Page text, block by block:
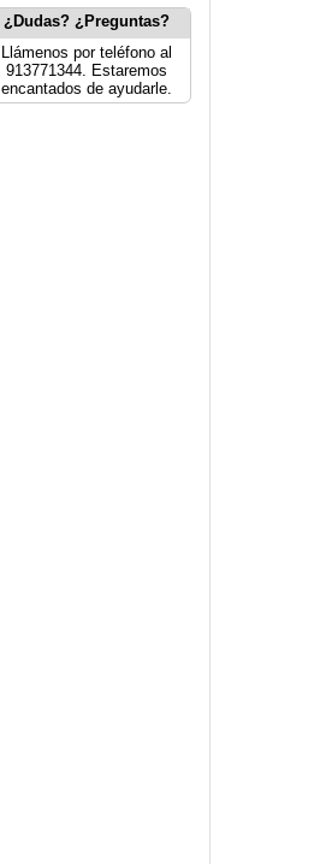
¿Dudas? ¿Preguntas?
Llámenos por teléfono al
913771344. Estaremos
encantados de ayudarle.